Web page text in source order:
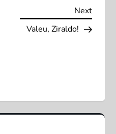
Next
Next
Valeu, Ziraldo!